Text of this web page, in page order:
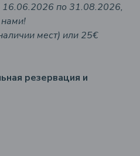
16.06.2026 по 31.08.2026,
мест) или 25€
резервация и